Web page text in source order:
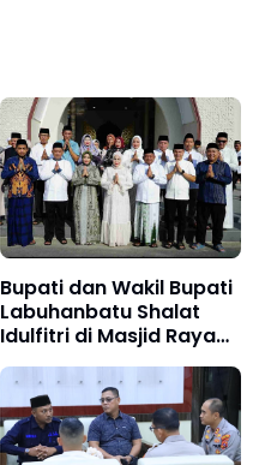
Bupati dan Wakil Bupati
Labuhanbatu Shalat
Idulfitri di Masjid Raya
Al-Ikhlas Ujung Bandar